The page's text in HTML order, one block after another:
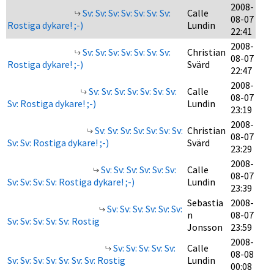
Sv: Sv: Sv: Sv: Sv: Sv: Sv:
Rostiga dykare! ;-)
Calle
Lundin
2008-
08-07
22:41
Sv: Sv: Sv: Sv: Sv: Sv: Sv:
Rostiga dykare! ;-)
Christian
Svärd
2008-
08-07
22:47
Sv: Sv: Sv: Sv: Sv: Sv: Sv:
Sv: Rostiga dykare! ;-)
Calle
Lundin
2008-
08-07
23:19
Sv: Sv: Sv: Sv: Sv: Sv: Sv:
Sv: Sv: Rostiga dykare! ;-)
Christian
Svärd
2008-
08-07
23:29
Sv: Sv: Sv: Sv: Sv: Sv:
Sv: Sv: Sv: Sv: Rostiga dykare! ;-)
Calle
Lundin
2008-
08-07
23:39
Sv: Sv: Sv: Sv: Sv: Sv:
Sv: Sv: Sv: Sv: Sv: Rostig
Sebastia
n
Jonsson
2008-
08-07
23:59
Sv: Sv: Sv: Sv: Sv:
Sv: Sv: Sv: Sv: Sv: Sv: Sv: Rostig
Calle
Lundin
2008-
08-08
00:08